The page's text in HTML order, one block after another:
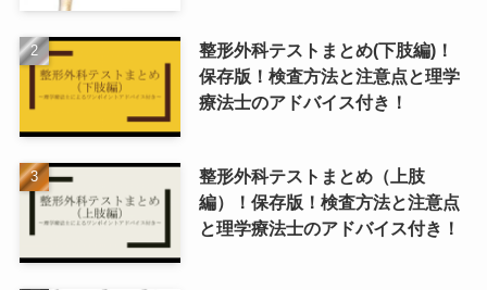
整形外科テストまとめ(下肢編)！
保存版！検査方法と注意点と理学
療法士のアドバイス付き！
整形外科テストまとめ（上肢
編）！保存版！検査方法と注意点
と理学療法士のアドバイス付き！